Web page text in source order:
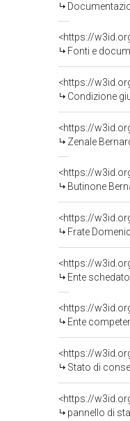
<https://
Fonti e
Condizione
<https://
Zenale
<https://
Butinone
<https://
Frate
<https://
Ente schedatore del bene
<https://
Ente competente
<https://
Stato di
<https://
pannello di